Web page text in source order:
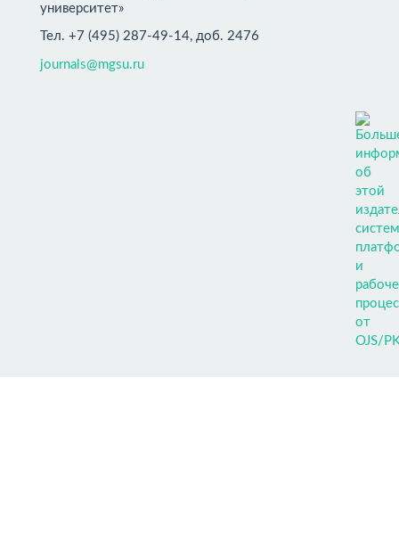
университет»
Тел. +7 (495) 287-49-14, доб. 2476
journals@mgsu.ru